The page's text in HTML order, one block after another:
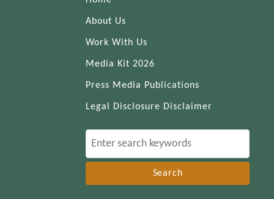
About Us
Work With Us
Media Kit 2026
Press Media Publications
Legal Disclosure Disclaimer
e